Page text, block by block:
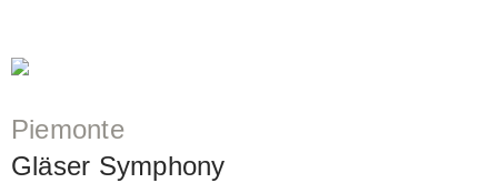
Piemonte
Gläser Symphony